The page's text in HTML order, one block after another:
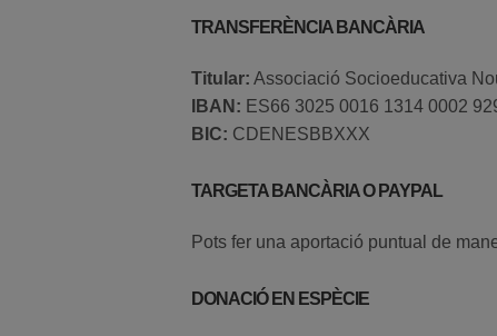
TRANSFERÈNCIA BANCÀRIA
Titular: Associació Socioeducativa
IBAN: ES66 3025 0016 1314 0002
BIC: CDENESBBXXX
TARGETA BANCÀRIA O PAYPAL
Pots fer una aportació puntual de
DONACIÓ EN ESPÈCIE